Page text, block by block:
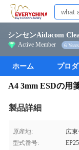
シンセンAidacom
Active Member 6 Years
ホーム プロ
A4 3mm ESDの用
製品詳細
原産地:
広
型式番号: